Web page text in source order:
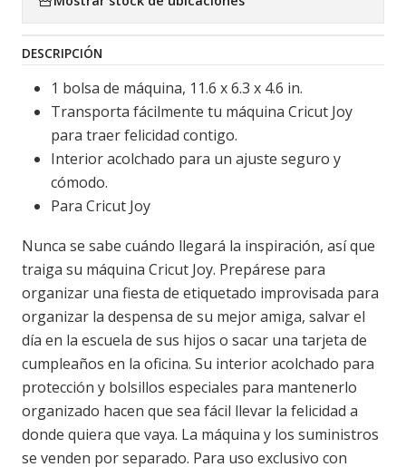
DESCRIPCIÓN
1 bolsa de máquina, 11.6 x 6.3 x 4.6 in.
Transporta fácilmente tu máquina Cricut Joy
para traer felicidad contigo.
Interior acolchado para un ajuste seguro y
cómodo.
Para Cricut Joy
Nunca se sabe cuándo llegará la inspiración, así que
traiga su máquina Cricut Joy. Prepárese para
organizar una fiesta de etiquetado improvisada para
organizar la despensa de su mejor amiga, salvar el
día en la escuela de sus hijos o sacar una tarjeta de
cumpleaños en la oficina. Su interior acolchado para
protección y bolsillos especiales para mantenerlo
organizado hacen que sea fácil llevar la felicidad a
donde quiera que vaya. La máquina y los suministros
se venden por separado. Para uso exclusivo con